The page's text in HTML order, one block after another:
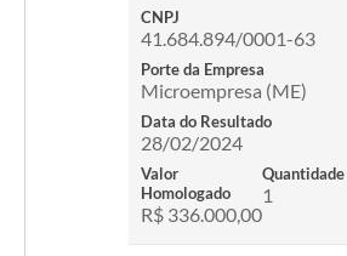
CNPJ
41.684.894/0001-63
Porte da Empresa
Microempresa (ME)
Data do Resultado
28/02/2024
Valor
Homologado
R$ 336.000,00
1